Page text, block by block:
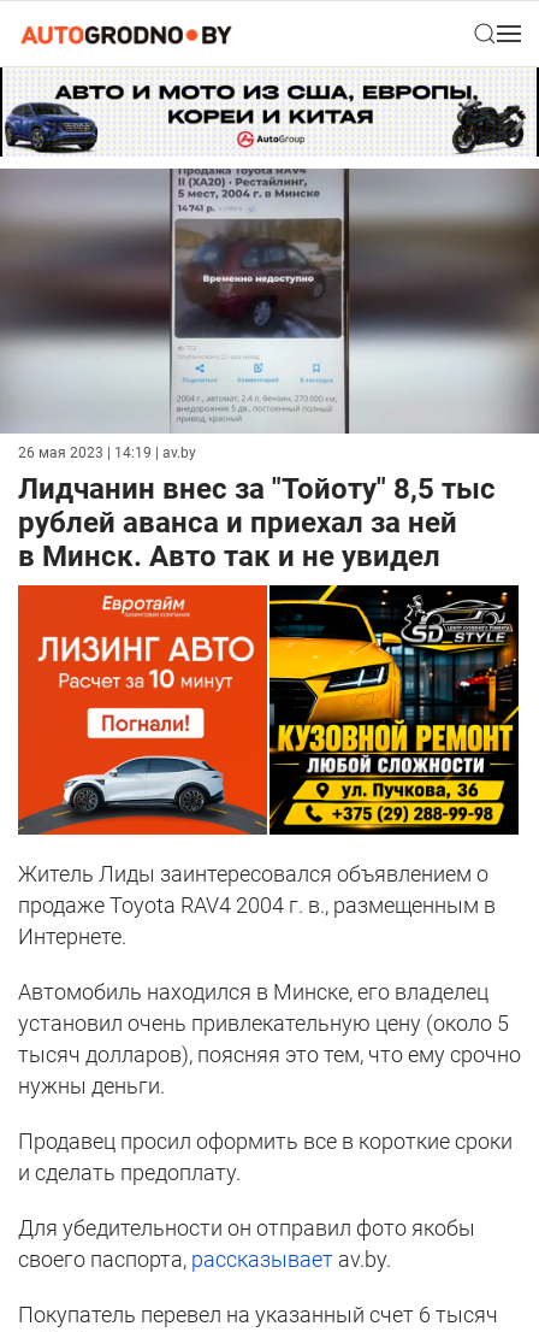
26 мая 2023 | 14:19 | av.by
Лидчанин внес за "Тойоту" 8,5 тыс
рублей аванса и приехал за ней
в Минск. Авто так и не увидел
Житель Лиды заинтересовался объявлением о
продаже Toyota RAV4 2004 г. в., размещенным в
Интернете.
Автомобиль находился в Минске, его владелец
установил очень привлекательную цену (около 5
тысяч долларов), поясняя это тем, что ему срочно
нужны деньги.
Продавец просил оформить все в короткие сроки
и сделать предоплату.
Для убедительности он отправил фото якобы
своего паспорта, рассказывает av.by.
Покупатель перевел на указанный счет 6 тысяч